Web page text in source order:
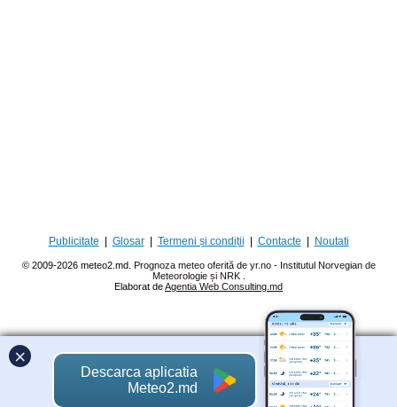
Publicitate Glosar| Termeni și condiții Contacte Noutati
© 2009-2026 meteo2.md. Prognoza meteo oferită de yr.no - Institutul Norvegian de
Meteorologie și NRK
Elaborat deAgentia Web Consulting.md
×
Descarca aplicatia
Meteo2.md